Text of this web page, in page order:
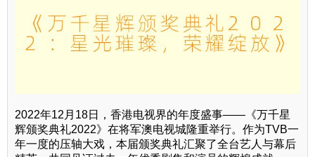
2022年12月18日，香港电视界的年度盛事——《万千星
辉颁奖典礼2022》在将军澳电视城隆重举行。作为TVB一
年一度的压轴大戏，本届颁奖典礼汇聚了全台艺人与幕后